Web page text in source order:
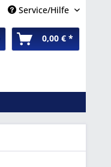
Service/Hilfe
0,00 € *